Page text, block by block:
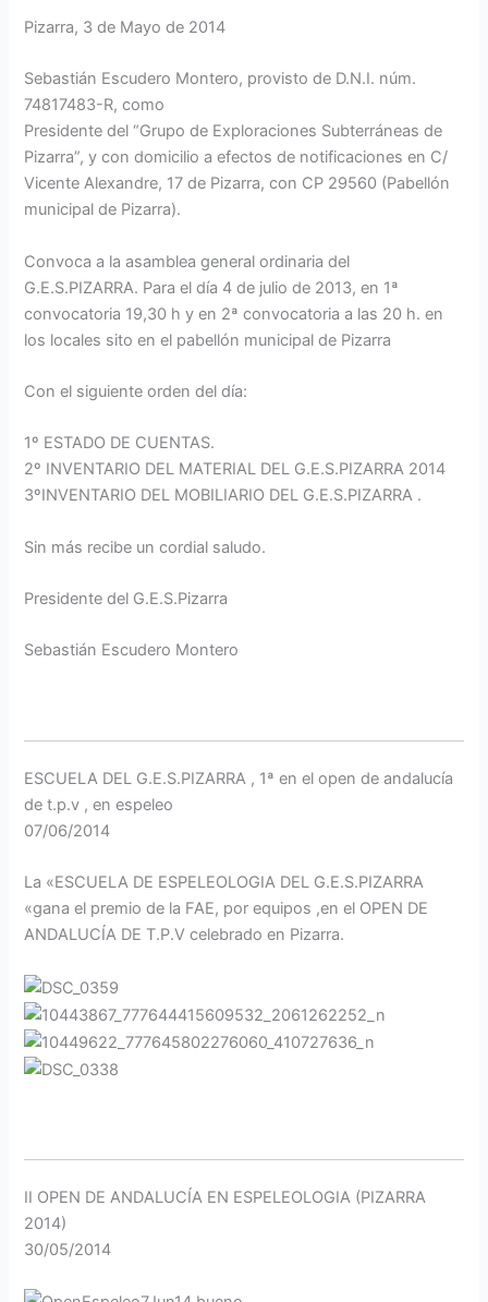
Pizarra, 3 de Mayo de 2014
Sebastián Escudero Montero, provisto de D.N.I. núm.
74817483-R, como
Presidente del “Grupo de Exploraciones Subterráneas de
Pizarra”, y con domicilio a efectos de notificaciones en C/
Vicente Alexandre, 17 de Pizarra, con CP 29560 (Pabellón
municipal de Pizarra).
Convoca a la asamblea general ordinaria del
G.E.S.PIZARRA. Para el día 4 de julio de 2013, en 1ª
convocatoria 19,30 h y en 2ª convocatoria a las 20 h. en
los locales sito en el pabellón municipal de Pizarra
Con el siguiente orden del día:
1º ESTADO DE CUENTAS.
2º INVENTARIO DEL MATERIAL DEL G.E.S.PIZARRA 2014
3ºINVENTARIO DEL MOBILIARIO DEL G.E.S.PIZARRA .
Sin más recibe un cordial saludo.
Presidente del G.E.S.Pizarra
Sebastián Escudero Montero
ESCUELA DEL G.E.S.PIZARRA , 1ª en el open de andalucía
de t.p.v , en espeleo
07/06/2014
La «ESCUELA DE ESPELEOLOGIA DEL G.E.S.PIZARRA
«gana el premio de la FAE, por equipos ,en el OPEN DE
ANDALUCÍA DE T.P.V celebrado en Pizarra.
II OPEN DE ANDALUCÍA EN ESPELEOLOGIA (PIZARRA
2014)
30/05/2014